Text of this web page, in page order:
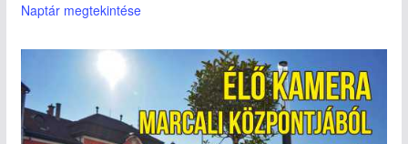
Naptár megtekintése